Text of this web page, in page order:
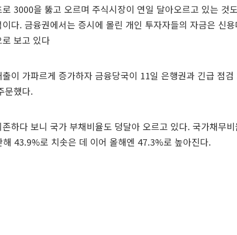
3000을 뚫고 오르며 주식시장이 연일 달아오르고 있는 것
다. 금융권에서는 증시에 몰린 개인 투자자들의 자금은 신
보고 있다
이 가파르게 증가하자 금융당국이 11일 은행권과 긴급 점검
문했다.
하다 보니 국가 부채비율도 덩달아 오르고 있다. 국가채무
43.9%로 치솟은 데 이어 올해엔 47.3%로 높아진다.